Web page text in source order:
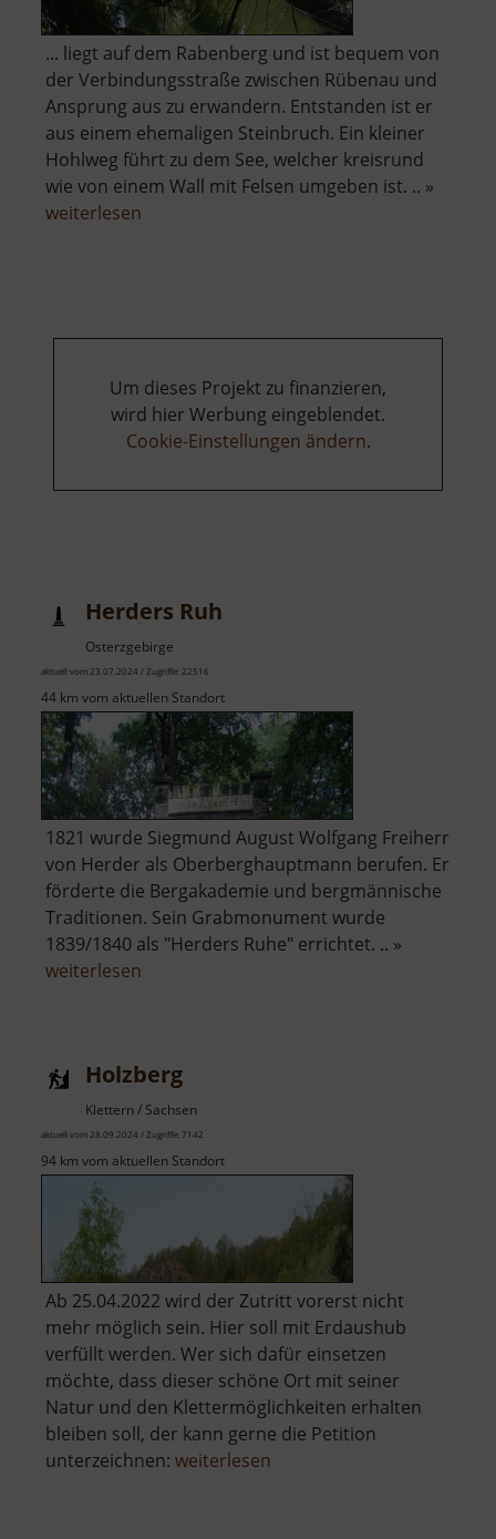
... liegt auf dem Rabenberg und ist bequem von
der Verbindungsstraße zwischen Rübenau und
Ansprung aus zu erwandern. Entstanden ist er
aus einem ehemaligen Steinbruch. Ein kleiner
Hohlweg führt zu dem See, welcher kreisrund
wie von einem Wall mit Felsen umgeben ist. .. »
weiterlesen
Um dieses Projekt zu finanzieren,
wird hier Werbung eingeblendet.
Cookie-Einstellungen ändern.
Herders Ruh
Osterzgebirge
aktuell vom 23.07.2024 / Zugriffe: 22516
44 km vom aktuellen Standort
1821 wurde Siegmund August Wolfgang Freiherr
von Herder als Oberberghauptmann berufen. Er
förderte die Bergakademie und bergmännische
Traditionen. Sein Grabmonument wurde
1839/1840 als "Herders Ruhe" errichtet. .. »
weiterlesen
Holzberg
Klettern / Sachsen
aktuell vom 28.09.2024 / Zugriffe: 7142
94 km vom aktuellen Standort
Ab 25.04.2022 wird der Zutritt vorerst nicht
mehr möglich sein. Hier soll mit Erdaushub
verfüllt werden. Wer sich dafür einsetzen
möchte, dass dieser schöne Ort mit seiner
Natur und den Klettermöglichkeiten erhalten
bleiben soll, der kann gerne die Petition
unterzeichnen: weiterlesen